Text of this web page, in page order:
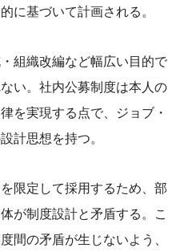
に基づいて計画される。
組織改編など幅広い目的で
い。社内公募制度は本人の
を実現する点で、ジョブ・
計思想を持つ。
限定して採用するため、部
が制度設計と矛盾する。こ
間の矛盾が生じないよう、